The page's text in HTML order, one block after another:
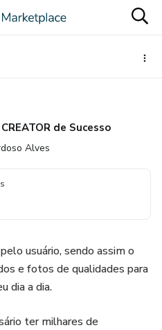
de Sucesso
Alves
usuário, sendo assim o
e fotos de qualidades para
dia a dia.
ter milhares de